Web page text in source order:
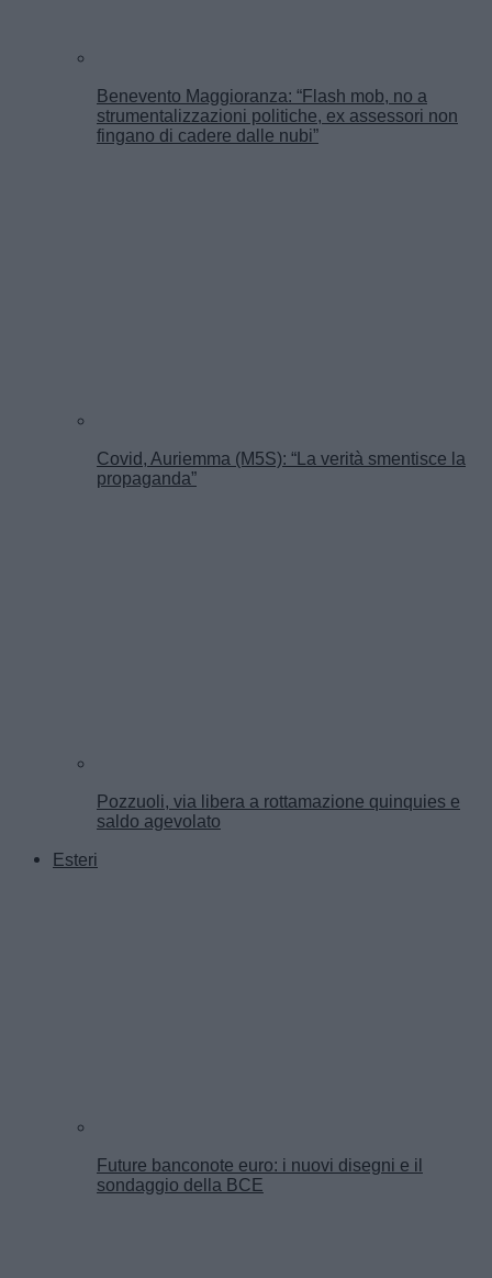
Benevento Maggioranza: “Flash mob, no a
strumentalizzazioni politiche, ex assessori non
fingano di cadere dalle nubi”
Covid, Auriemma (M5S): “La verità smentisce la
propaganda”
Pozzuoli, via libera a rottamazione quinquies e
saldo agevolato
Esteri
Future banconote euro: i nuovi disegni e il
sondaggio della BCE